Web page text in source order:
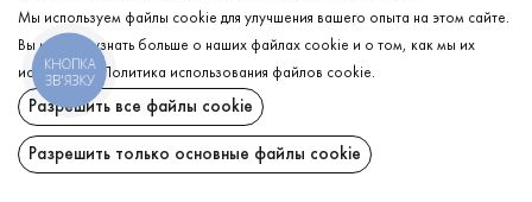
Отбеливание запрещено
Гладить при средней температуре
Щадный отжим и сушка
Щадящая химчистка
ДОСТАВКА
ВОЗВРАТ
Мы используем файлы cookie для улучшения вашего опыта на этом сайте.
Вы можете узнать больше о наших файлах cookie и о том, как мы их
используем.
Политика использования файлов cookie.
Разрешить все файлы cookie
Разрешить только основные файлы cookie
КНОПКА
ЗВ'ЯЗКУ